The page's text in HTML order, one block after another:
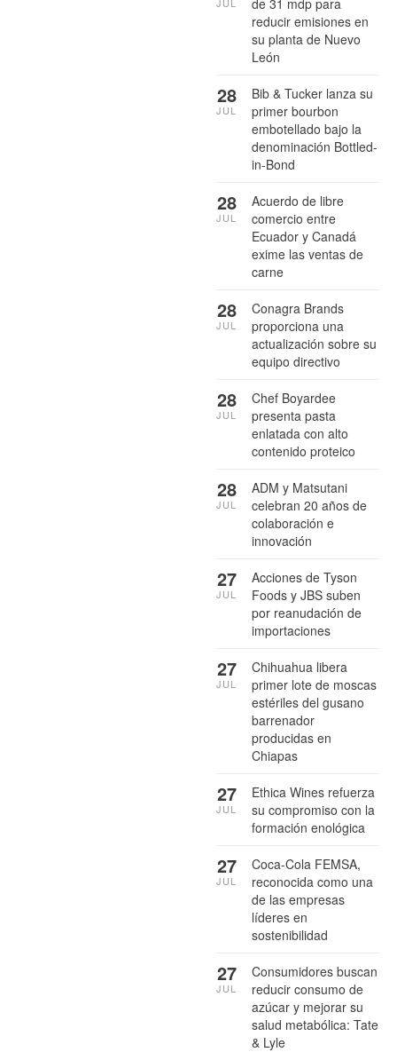
reducir emisiones en
su planta de Nuevo
León
Bib & Tucker lanza su
primer bourbon
embotellado bajo la
denominación Bottled-
in-Bond
28
JUL
Acuerdo de libre
comercio entre
Ecuador y Canadá
exime las ventas de
carne
28
JUL
Conagra Brands
proporciona una
actualización sobre su
equipo directivo
28
JUL
Chef Boyardee
presenta pasta
enlatada con alto
contenido proteico
28
JUL
ADM y Matsutani
celebran 20 años de
colaboración e
innovación
28
JUL
Acciones de Tyson
Foods y JBS suben
por reanudación de
importaciones
27
JUL
Chihuahua libera
primer lote de moscas
estériles del gusano
barrenador
producidas en
Chiapas
27
JUL
Ethica Wines refuerza
su compromiso con la
formación enológica
27
JUL
Coca-Cola FEMSA,
reconocida como una
de las empresas
líderes en
sostenibilidad
27
JUL
Consumidores buscan
reducir consumo de
azúcar y mejorar su
salud metabólica: Tate
& Lyle
27
JUL